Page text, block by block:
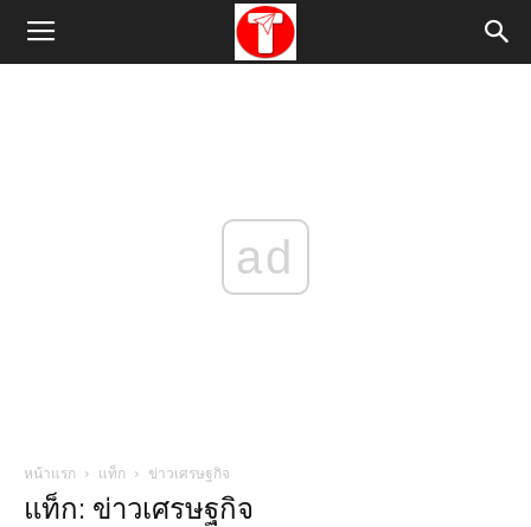
ad
หน้าแรก แท็ก ข่าวเศรษฐกิจ
แท็ก: ข่าวเศรษฐกิจ